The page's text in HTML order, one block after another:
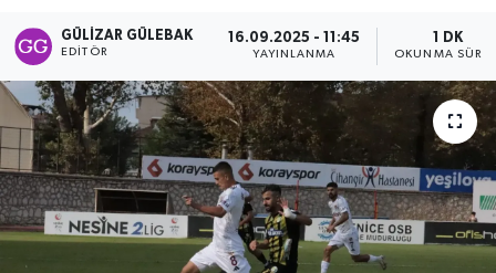
GÜLIZAR GÜLEBAK
EDITÖR
16.09.2025 - 11:45
YAYINLANMA
1 DK
OKUNMA